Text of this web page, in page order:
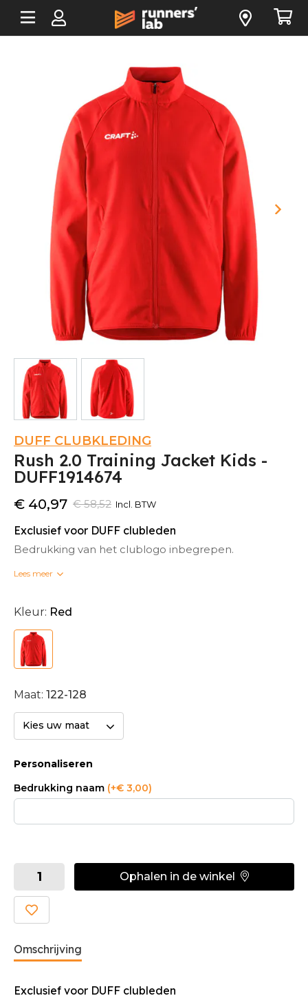
DUFF CLUBKLEDING
Rush 2.0 Training Jacket Kids -
DUFF1914674
€ 58,52
€ 40,97 Incl. BTW
Exclusief voor DUFF clubleden
Bedrukking van het clublogo inbegrepen.
Bedrukte clubkleding kan niet omgeruild worden.
Lees meer
Kleur: Red
Maat: 122-128
Kies uw maat
Personaliseren
Bedrukking naam (+€ 3,00)
Ophalen in de winkel
Omschrijving
Exclusief voor DUFF clubleden